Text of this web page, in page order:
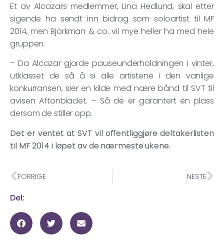
Et av Alcazars medlemmer, Lina Hedlund, skal etter
sigende ha sendt inn bidrag som soloartist til MF
2014, men Björkman & co. vil mye heller ha med hele
gruppen.
– Da Alcazar gjorde pauseunderholdningen i vinter,
utklasset de så å si alle artistene i den vanlige
konkurransen, sier en kilde med nære bånd til SVT til
avisen Aftonbladet. – Så de er garantert en plass
dersom de stiller opp.
Det er ventet at SVT vil offentliggjøre deltakerlisten
til MF 2014 i løpet av de nærmeste ukene.
FORRIGE NESTE
Del: